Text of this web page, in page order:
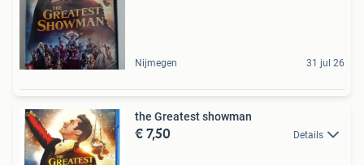
Nijmegen 31 jul 26
the Greatest showman
€ 7,50 Details